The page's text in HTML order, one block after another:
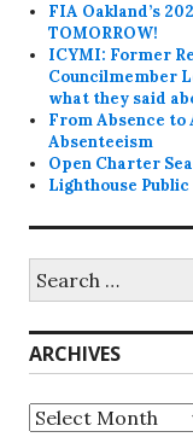
FIA Oakland’s
TOMORROW!
ICYMI: Former
Councilmember
what they said
From Absence
Absenteeism
Open Charter
Lighthouse
for:
ARCHIVES
Archives